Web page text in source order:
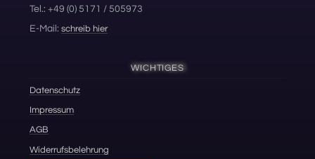
Tel.: +49 (0) 5171 / 505973
E-Mail:schreib hier
WICHTIGES
Datenschutz
Impressum
AGB
Widerrufsbelehrung